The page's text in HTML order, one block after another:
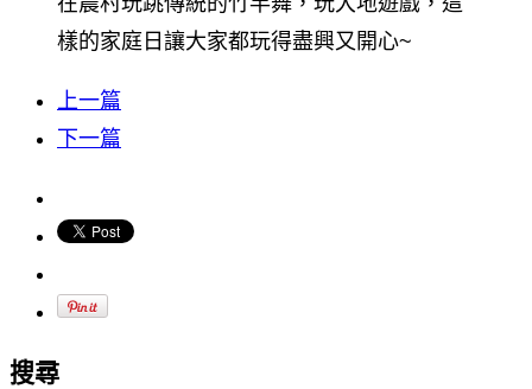
樣的家庭日讓大家都玩得盡興又開心~
上一篇
下一篇
搜尋